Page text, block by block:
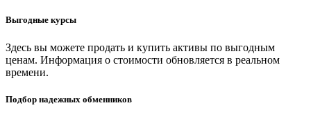
Выгодные курсы
Здесь вы можете продать и купить активы по выгодным
ценам. Информация о стоимости обновляется в реальном
времени.
Подбор надежных обменников